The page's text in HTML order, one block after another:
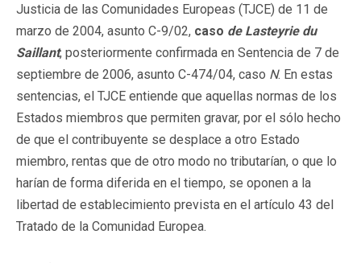
Justicia de las Comunidades Europeas (TJCE) de 11 de
marzo de 2004, asunto C-9/02, caso de Lasteyrie du
Saillant, posteriormente confirmada en Sentencia de 7 de
septiembre de 2006, asunto C-474/04, caso N. En estas
sentencias, el TJCE entiende que aquellas normas de los
Estados miembros que permiten gravar, por el sólo hecho
de que el contribuyente se desplace a otro Estado
miembro, rentas que de otro modo no tributarían, o que lo
harían de forma diferida en el tiempo, se oponen a la
libertad de establecimiento prevista en el artículo 43 del
Tratado de la Comunidad Europea.